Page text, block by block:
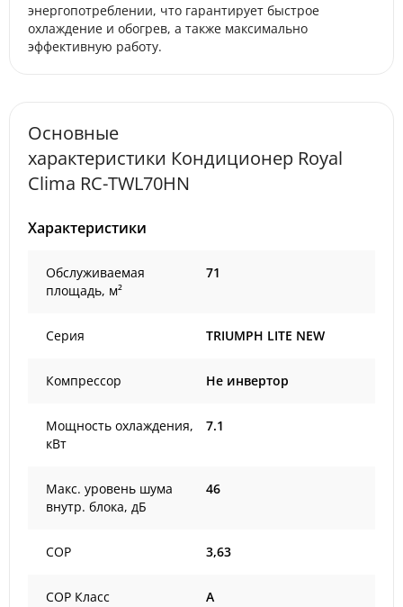
энергопотреблении, что гарантирует быстрое
охлаждение и обогрев, а также максимально
эффективную работу.
Основные
характеристики Кондиционер Royal
Clima RC-TWL70HN
Характеристики
Обслуживаемая
площадь, м²
71
Серия TRIUMPH LITE NEW
Компрессор Не инвертор
Мощность охлаждения,
кВт
7.1
Макс. уровень шума
внутр. блока, дБ
46
COP 3,63
COP Класс A